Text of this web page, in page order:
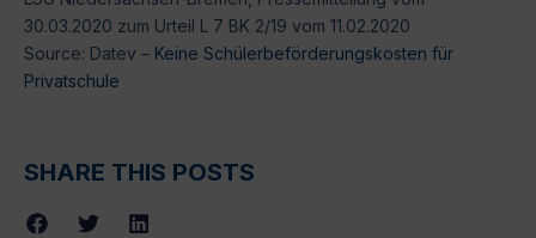
30.03.2020 zum Urteil L 7 BK 2/19 vom 11.02.2020
Source: Datev – Keine Schülerbeförderungskosten für
Privatschule
SHARE THIS POSTS